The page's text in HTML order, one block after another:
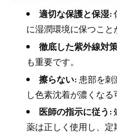
適切な保護と保湿:
に湿潤環境に保つこと
徹底した紫外線対
も重要です。
擦らない: 患部を
し色素沈着が濃くなる
医師の指示に従う:
薬は正しく使用し、